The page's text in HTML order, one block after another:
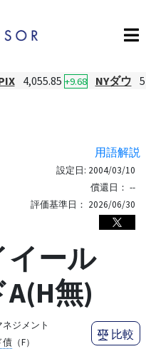
4,055.85 +9.68 NYダウ
用語解説
設定日: 2004/03/10
償還日： --
評価基準日： 2026/06/30
イール
A(H無)
ジメント
債（F）
比較